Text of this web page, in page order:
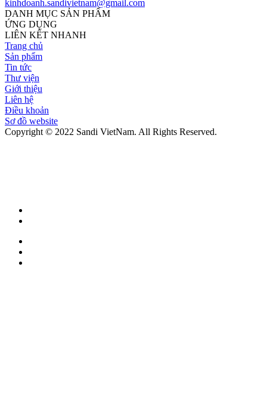
kinhdoanh.sandivietnam@gmail.com
DANH MỤC SẢN PHẨM
ỨNG DỤNG
LIÊN KẾT NHANH
Trang chủ
Sản phẩm
Tin tức
Thư viện
Giới thiệu
Liên hệ
Điều khoản
Sơ đồ website
Copyright © 2022 Sandi VietNam. All Rights Reserved.